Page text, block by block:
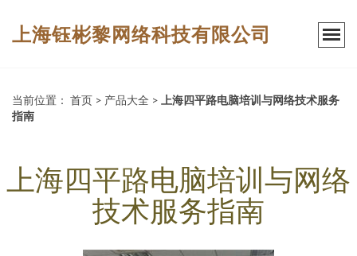
上海钰彬黎网络科技有限公司
当前位置： 首页 > 产品大全 >
上海四平路电脑培训与网络技术服务
指南
上海四平路电脑培训与网络
技术服务指南